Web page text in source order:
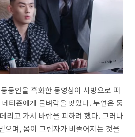
둥언을 흑화한 동영상이 사방으로 퍼
티즌에게 물벼락을 맞았다. 누연은 둥
리고 가서 바람을 피하려 했다. 그러나
으며, 몸이 그림자가 비뚤어지는 것을